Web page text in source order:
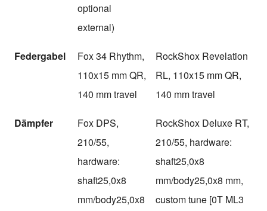
optional
external)
Federgabel
Fox 34 Rhythm,
110x15 mm QR,
140 mm travel
RockShox Revelation
RL, 110x15 mm QR,
140 mm travel
Dämpfer
Fox DPS,
210/55,
hardware:
shaft25,0x8
mm/body25,0x8
RockShox Deluxe RT,
210/55, hardware:
shaft25,0x8
mm/body25,0x8 mm,
custom tune [0T ML3